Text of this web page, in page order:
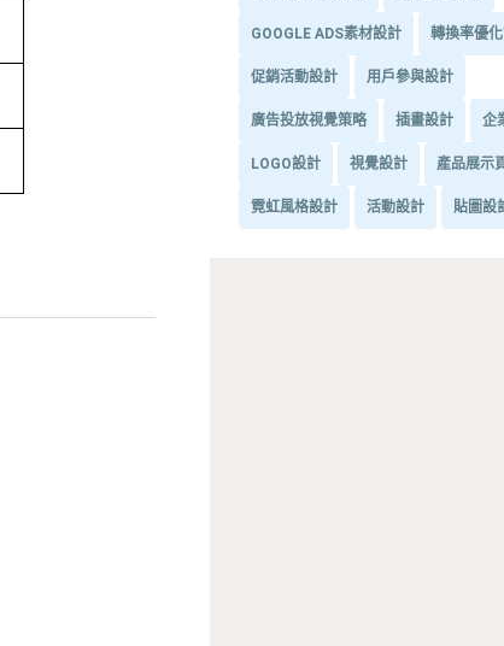
GOOGLE ADS素材設計 轉換率優
促銷活動設計 用戶參與設計
廣告投放視覺策略 插畫設計 企
LOGO設計 視覺設計 產品展示
霓虹風格設計 活動設計 貼圖設